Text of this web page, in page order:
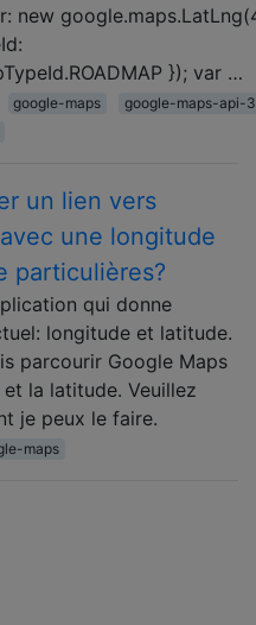
new
}); var …
google-maps
google-maps-api-3
un lien vers
une longitude
particulières?
qui donne
longitude et latitude.
parcourir Google Maps
la latitude. Veuillez
je peux le faire.
maps